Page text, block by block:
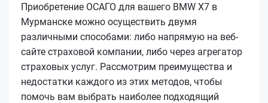
Приобретение ОСАГО для вашего BMW X7 в
Мурманске можно осуществить двумя
различными способами: либо напрямую на веб-
сайте страховой компании, либо через агрегатор
страховых услуг. Рассмотрим преимущества и
недостатки каждого из этих методов, чтобы
помочь вам выбрать наиболее подходящий